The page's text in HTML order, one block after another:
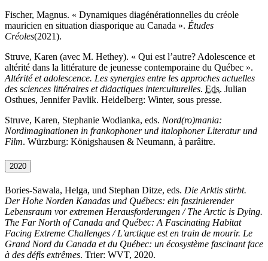
Fischer, Magnus. « Dynamiques diagénérationnelles du créole
mauricien en situation diasporique au Canada ». Études
Créoles(2021).
Struve, Karen (avec M. Hethey). « Qui est l’autre? Adolescence et
altérité dans la littérature de jeunesse contemporaine du Québec ».
Altérité et adolescence. Les synergies entre les approches actuelles
des sciences littéraires et didactiques interculturelles. Eds. Julian
Osthues, Jennifer Pavlik. Heidelberg: Winter, sous presse.
Struve, Karen, Stephanie Wodianka, eds. Nord(ro)mania:
Nordimaginationen in frankophoner und italophoner Literatur und
Film. Würzburg: Königshausen & Neumann, à parâitre.
2020
Bories-Sawala, Helga, und Stephan Ditze, eds. Die Arktis stirbt.
Der Hohe Norden Kanadas und Québecs: ein faszinierender
Lebensraum vor extremen Herausforderungen /The Arctic is Dying.
The Far North of Canada and Québec: A Fascinating Habitat
Facing Extreme Challenges/L'arctique est en train de mourir. Le
Grand Nord du Canada et du Québec: un écosystème fascinant face
à des défis extrêmes. Trier: WVT, 2020.